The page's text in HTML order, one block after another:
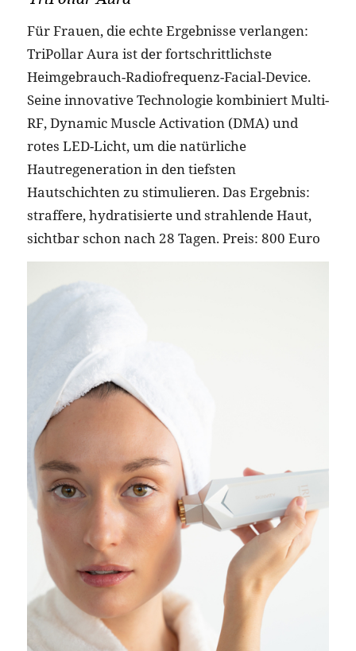
Für Frauen, die echte Ergebnisse verlangen:
TriPollar Aura ist der fortschrittlichste
Heimgebrauch-Radiofrequenz-Facial-Device.
Seine innovative Technologie kombiniert Multi-
RF, Dynamic Muscle Activation (DMA) und
rotes LED-Licht, um die natürliche
Hautregeneration in den tiefsten
Hautschichten zu stimulieren. Das Ergebnis:
straffere, hydratisierte und strahlende Haut,
sichtbar schon nach 28 Tagen. Preis: 800 Euro